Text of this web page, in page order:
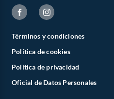
Términos y condiciones
Política de cookies
Política de privacidad
Oficial de Datos Personales